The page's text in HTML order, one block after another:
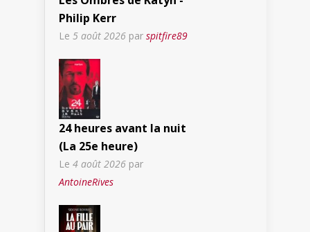
Philip Kerr
Le 5 août 2026 par spitfire89
24 heures avant la nuit
(La 25e heure)
Le 4 août 2026 par
AntoineRives